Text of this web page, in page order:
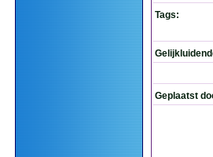
Tags:
Geplaatst